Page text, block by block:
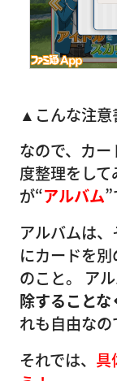
▲こんな注意
なので、カ
度整理をし
が“アルバム”
アルバムは
にカードを
のこと。 ア
除すること
れも自由なの
それでは、 具